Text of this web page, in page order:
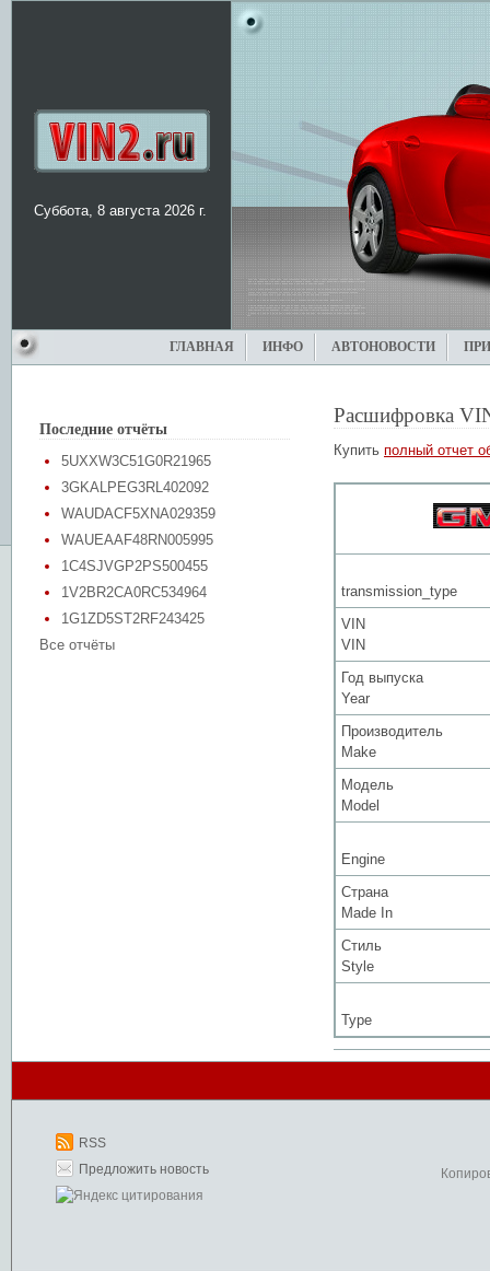
Суббота, 8 августа 2026 г.
ГЛАВНАЯ ИНФО АВТОНОВОСТИ
Последние отчёты
5UXXW3C51G0R21965
3GKALPEG3RL402092
WAUDACF5XNA029359
WAUEAAF48RN005995
1C4SJVGP2PS500455
1V2BR2CA0RC534964
1G1ZD5ST2RF243425
Все отчёты
Расшифровка
Купить полный отчет
transmission_type
VIN
VIN
Год выпуска
Year
Производитель
Make
Модель
Model
Engine
Страна
Made In
Стиль
Style
Type
RSS
Предложить новость